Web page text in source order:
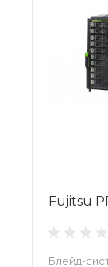
Fujitsu
Блейд-